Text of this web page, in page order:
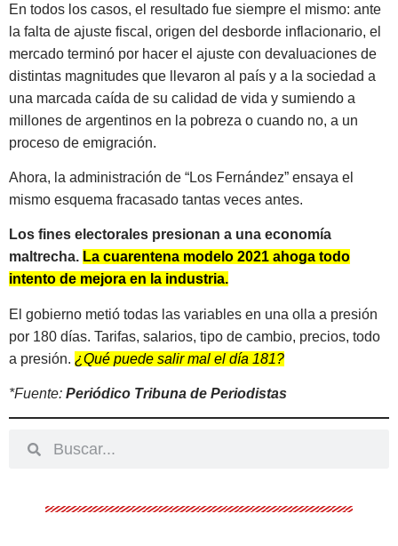
En todos los casos, el resultado fue siempre el mismo: ante
la falta de ajuste fiscal, origen del desborde inflacionario, el
mercado terminó por hacer el ajuste con devaluaciones de
distintas magnitudes que llevaron al país y a la sociedad a
una marcada caída de su calidad de vida y sumiendo a
millones de argentinos en la pobreza o cuando no, a un
proceso de emigración.
Ahora, la administración de “Los Fernández” ensaya el
mismo esquema fracasado tantas veces antes.
Los fines electorales presionan a una economía
maltrecha. La cuarentena modelo 2021 ahoga todo
intento de mejora en la industria.
El gobierno metió todas las variables en una olla a presión
por 180 días. Tarifas, salarios, tipo de cambio, precios, todo
a presión. ¿Qué puede salir mal el día 181?
*Fuente: Periódico Tribuna de Periodistas